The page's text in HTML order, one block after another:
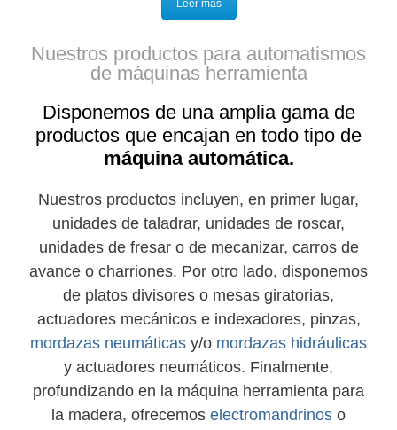
Leer más
Nuestros productos para automatismos
de máquinas herramienta
Disponemos de una amplia gama de
productos que encajan en todo tipo de
máquina automática.
Nuestros productos incluyen, en primer lugar,
unidades de taladrar, unidades de roscar,
unidades de fresar o de mecanizar, carros de
avance o charriones. Por otro lado, disponemos
de platos divisores o mesas giratorias,
actuadores mecánicos e indexadores, pinzas,
mordazas neumáticas y/o mordazas hidráulicas
y actuadores neumáticos. Finalmente,
profundizando en la máquina herramienta para
la madera, ofrecemos electromandrinos o